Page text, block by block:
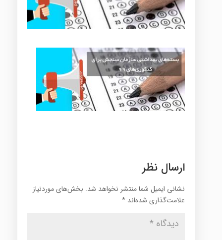
ارسال نظر
نشانی ایمیل شما منتشر نخواهد شد. بخش‌های موردنیاز
علامت‌گذاری شده‌اند *